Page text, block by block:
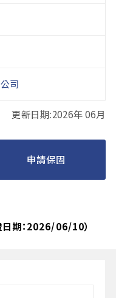
司
更新日期:2026年 06月
申請保固
日期：2026/06/10）